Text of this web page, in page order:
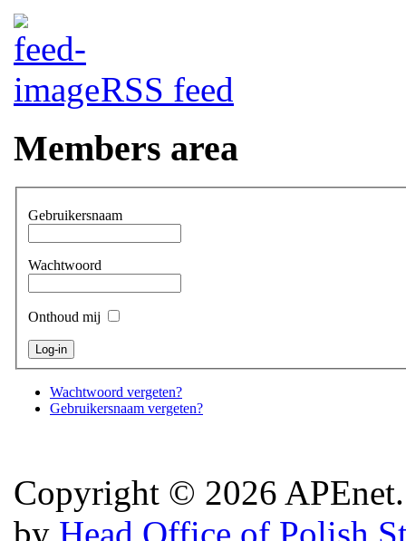
RSS feed
Members area
Gebruikersnaam
Wachtwoord
Onthoud mij
Wachtwoord vergeten?
Gebruikersnaam vergeten?
Copyright © 2026